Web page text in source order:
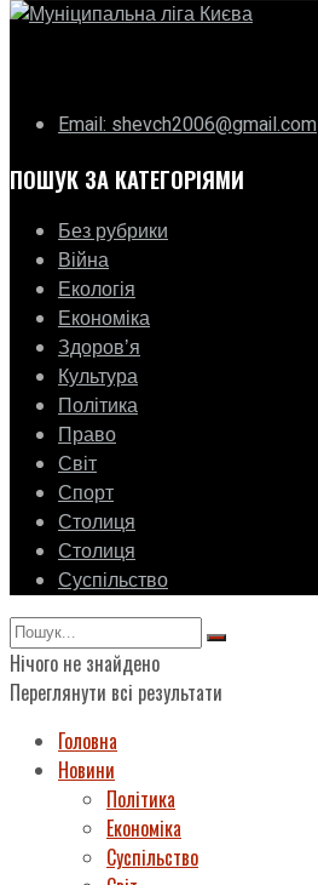
Email: shevch2006@gmail.com
ПОШУК ЗА КАТЕГОРІЯМИ
Без рубрики
Війна
Екологія
Економіка
Здоровʼя
Культура
Політика
Право
Світ
Спорт
Столиця
Столиця
Суспільство
Нічого не знайдено
Переглянути всі результати
Головна
Новини
Політика
Економіка
Суспільство